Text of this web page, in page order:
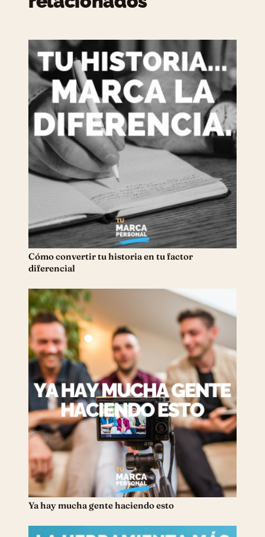
Cómo convertir tu historia en tu factor
diferencial
Ya hay mucha gente haciendo esto